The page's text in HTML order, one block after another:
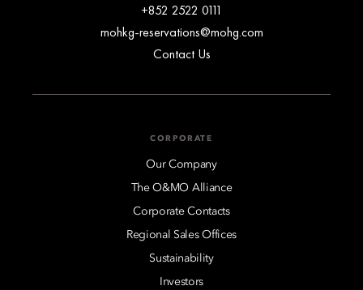
+852 2522 0111
mohkg-reservations@mohg.com
Contact Us
CORPORATE
Our Company
The O&MO Alliance
Corporate Contacts
Regional Sales Offices
Sustainability
Investors